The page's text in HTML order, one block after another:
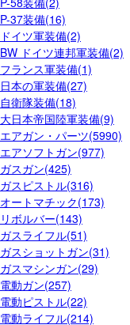
P-37装備(16)
ドイツ軍装備(2)
BW ドイツ連邦軍装備(2)
フランス軍装備(1)
日本の軍装備(27)
自衛隊装備(18)
大日本帝国陸軍装備(9)
エアガン・パーツ(5990)
エアソフトガン(977)
ガスガン(425)
ガスピストル(316)
オートマチック(173)
リボルバー(143)
ガスライフル(51)
ガスショットガン(31)
ガスマシンガン(29)
電動ガン(257)
電動ピストル(22)
電動ライフル(214)